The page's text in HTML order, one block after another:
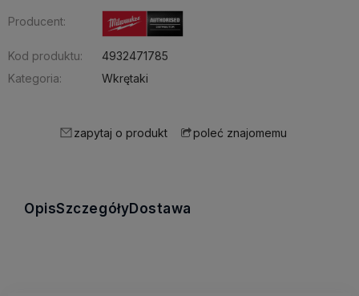
Producent:
Kod produktu:
4932471785
Kategoria:
Wkrętaki
zapytaj o produkt poleć znajomemu
OpisSzczegółyDostawa